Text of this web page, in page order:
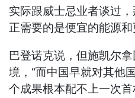
实际跟威士忌业者谈过
正需要的是便宜的能源
巴登诺克说，但施凯尔
境，“而中国早就对其他
个成果根本配不上一次